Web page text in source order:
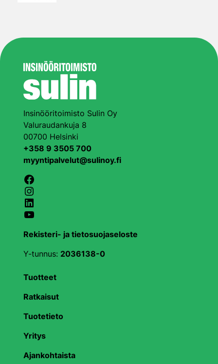
Insinööritoimisto Sulin Oy
Valuraudankuja 8
00700 Helsinki
+358 9 3505 700
myyntipalvelut@sulinoy.fi
Facebook
Instagram
LinkedIn
YouTube
Rekisteri- ja tietosuojaseloste
Y-tunnus: 2036138-0
Tuotteet
Ratkaisut
Tuotetieto
Yritys
Ajankohtaista